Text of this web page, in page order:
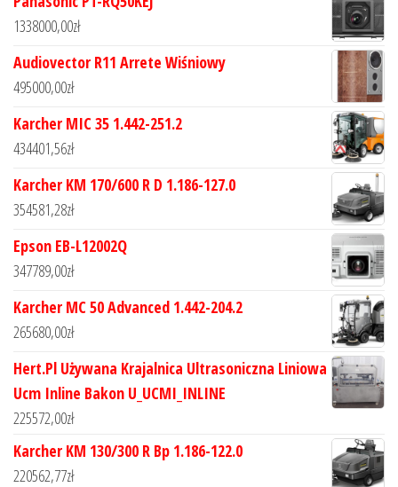
1338000,00zł
Audiovector R11 Arrete Wiśniowy
495000,00zł
Karcher MIC 35 1.442-251.2
434401,56zł
Karcher KM 170/600 R D 1.186-127.0
354581,28zł
Epson EB-L12002Q
347789,00zł
Karcher MC 50 Advanced 1.442-204.2
265680,00zł
Hert.Pl Używana Krajalnica Ultrasoniczna Liniowa
Ucm Inline Bakon U_UCMI_INLINE
225572,00zł
Karcher KM 130/300 R Bp 1.186-122.0
220562,77zł